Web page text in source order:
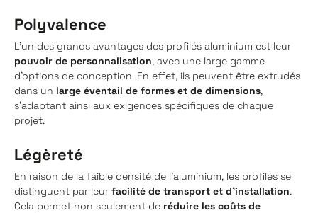
Polyvalence
L'un des grands avantages des profilés aluminium est leur
pouvoir de personnalisation, avec une large gamme
d'options de conception. En effet, ils peuvent être extrudés
dans un large éventail de formes et de dimensions,
s'adaptant ainsi aux exigences spécifiques de chaque
projet.
Légèreté
En raison de la faible densité de l'aluminium, les profilés se
distinguent par leur facilité de transport et d'installation.
Cela permet non seulement de réduire les coûts de